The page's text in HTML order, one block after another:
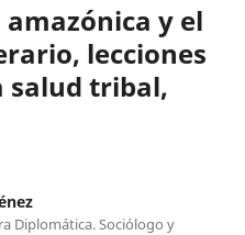
y el
lecciones
salud tribal,
Diplomática. Sociólogo y